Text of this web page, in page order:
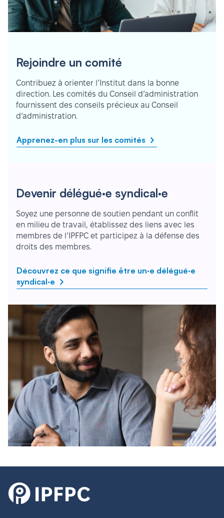
Rejoindre un comité
Contribuez à orienter l’Institut dans la bonne
direction. Les comités du Conseil d’administration
fournissent des conseils précieux au Conseil
d’administration.
Apprenez-en plus sur les comités
Devenir délégué·e syndical·e
Soyez une personne de soutien pendant un conflit
en milieu de travail, établissez des liens avec les
membres de l’IPFPC et participez à la défense des
droits des membres.
Découvrez ce que signifie être un·e délégué·e
syndical·e